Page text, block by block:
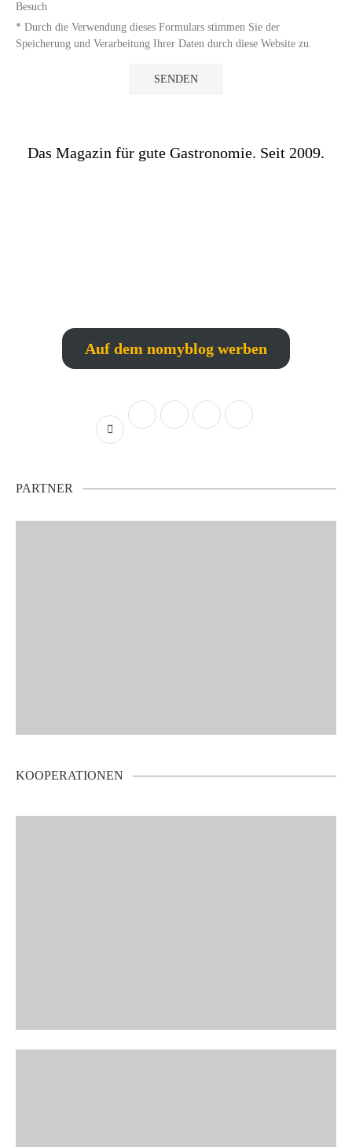
Besuch
* Durch die Verwendung dieses Formulars stimmen Sie der
Speicherung und Verarbeitung Ihrer Daten durch diese Website zu.
Das Magazin für gute Gastronomie. Seit 2009.
Auf dem nomyblog werben
PARTNER
KOOPERATIONEN